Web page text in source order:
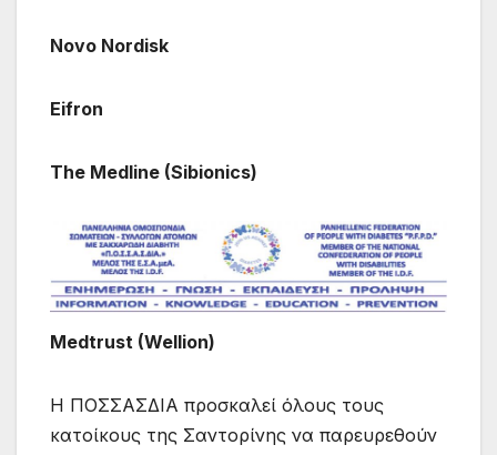
Novo Nordisk
Eifron
The Medline (Sibionics)
Medtrust (Wellion)
Η ΠΟΣΣΑΣΔΙΑ προσκαλεί όλους τους
κατοίκους της Σαντορίνης να παρευρεθούν